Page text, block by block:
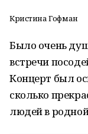
Кристина Гофман
Было очень
встречи
Концерт был
сколько
людей в